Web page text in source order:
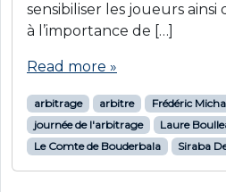
sensibiliser les joueurs
à l’importance de […]
Read more »
arbitrage arbitre Frédéric
journée de l'arbitrage
Laure
Le Comte de Bouderbala
Siraba